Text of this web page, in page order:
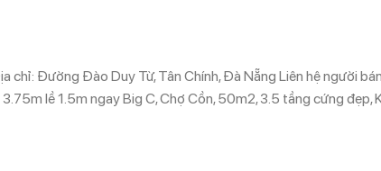
Đường Đào Duy Từ, Tân Chính, Đà Nẵng Liên hệ người
lề 1.5m ngay Big C, Chợ Cồn, 50m2, 3.5 tầng cứng đẹp,